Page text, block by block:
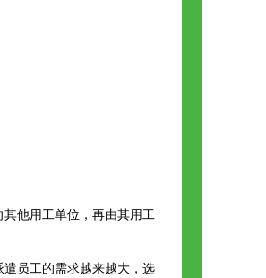
他用工单位，再由其用工
员工的需求越来越大，选